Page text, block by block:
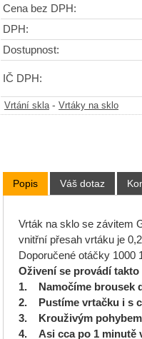
Cena bez DPH:
DPH:
Dostupnost:
IČ DPH:
Vrtání skla- Vrtáky na sklo
Popis Váš dotaz
Vrták na sklo se závitem
vnitřní přesah vrtáku je
Doporučené otáčky 1000
Oživení se provádí takto
1. Namočíme brousek
2. Pustíme vrtačku i s
3. Krouživým pohybem
4. Asi cca po 1 minutě